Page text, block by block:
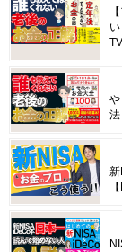
TV
法
新